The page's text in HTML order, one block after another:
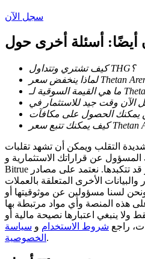
معلومة
ذلك المعلومات التجارية، وما
إلى ذلك.
سجل الآن
كيف تشتري وتتداول THG؟
التقلب ويمكن أن تشهد تقلبات
عن قراراتك الاستثمارية و
Bitrue ليست مسؤولة عن أي خسائر قد تتكبدها. نعتمد على مصادر
الأخرى المتعلقة بالعملات
لسنا مسؤولين عن موثوقيتها أو
هذه المنصة وأي مواد مرتبطة بها
ولا ينبغي اعتبارها نصيحة مالية أو
راجع شروط الاستخدام و سياسة
الخصوصية .